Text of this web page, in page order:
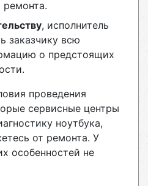
, исполнитель
заказчику всю
о предстоящих
проведения
сервисные центры
ноутбука,
от ремонта. У
особенностей не